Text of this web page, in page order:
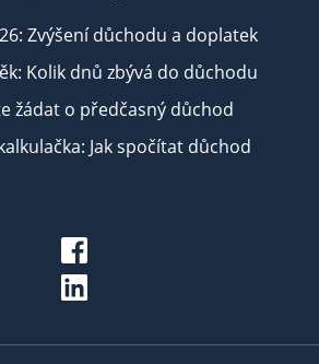
Zvýšení důchodu a doplatek
Kolik dnů zbývá do důchodu
žádat o předčasný důchod
Jak spočítat důchod